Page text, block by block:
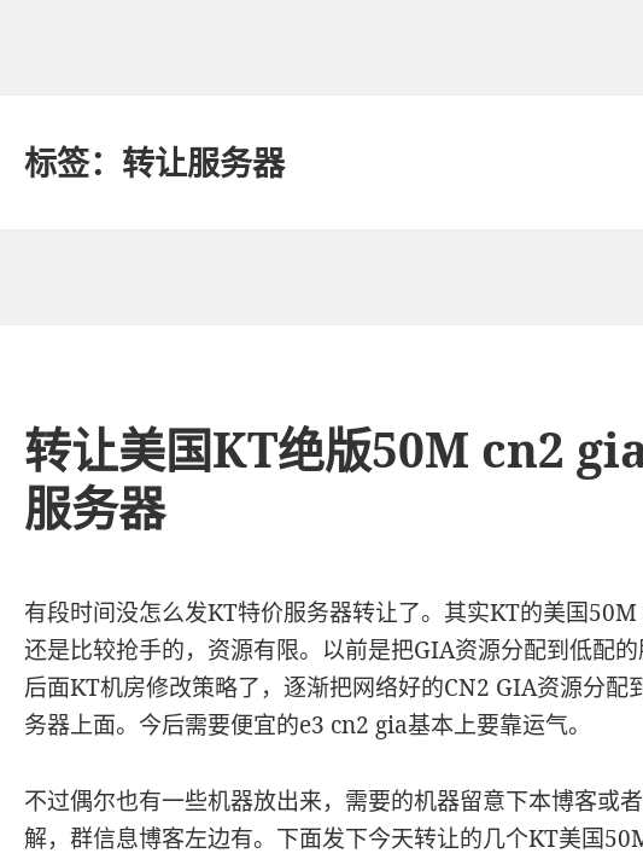
标签：转让服务器
转让美国KT绝版50M cn2
服务器
有段时间没怎么发KT特价服务器转让了。其实KT的美国
还是比较抢手的，资源有限。以前是把GIA资源分配到低配的
后面KT机房修改策略了，逐渐把网络好的CN2 GIA资源分配
务器上面。今后需要便宜的e3 cn2 gia基本上要靠运气。
不过偶尔也有一些机器放出来，需要的机器留意下本博客或
解，群信息博客左边有。下面发下今天转让的几个KT美国